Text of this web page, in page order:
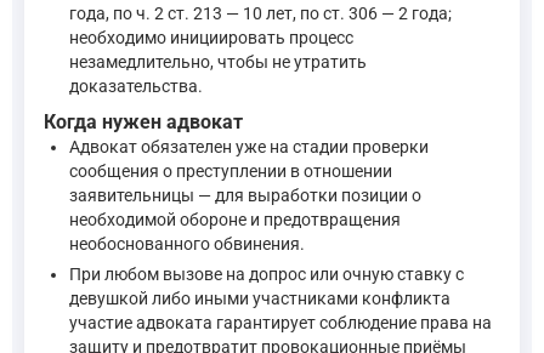
года, по ч. 2 ст. 213 — 10 лет, по ст. 306 — 2 года;
необходимо инициировать процесс
незамедлительно, чтобы не утратить
доказательства.
Когда нужен адвокат
Адвокат обязателен уже на стадии проверки
сообщения о преступлении в отношении
заявительницы — для выработки позиции о
необходимой обороне и предотвращения
необоснованного обвинения.
При любом вызове на допрос или очную ставку с
девушкой либо иными участниками конфликта
участие адвоката гарантирует соблюдение права на
защиту и предотвратит провокационные приёмы